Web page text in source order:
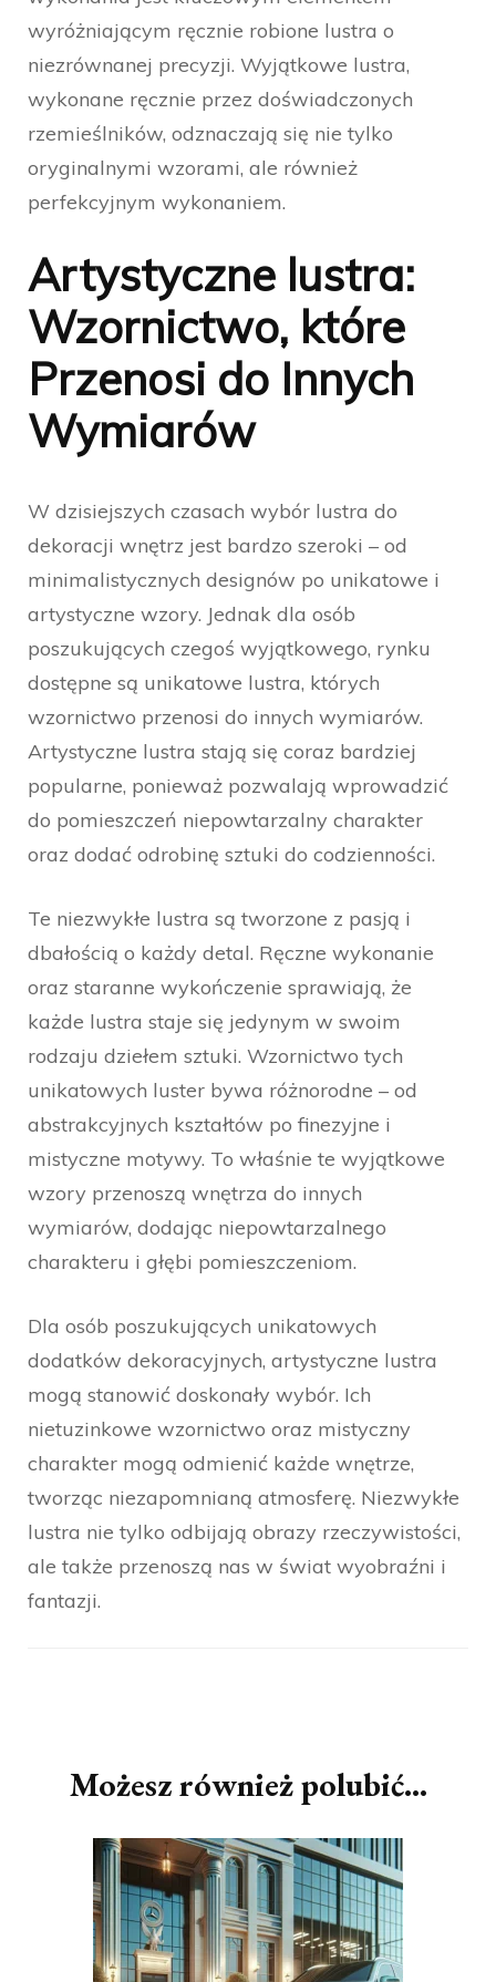
wyróżniającym ręcznie robione lustra o
niezrównanej precyzji. Wyjątkowe lustra,
wykonane ręcznie przez doświadczonych
rzemieślników, odznaczają się nie tylko
oryginalnymi wzorami, ale również
perfekcyjnym wykonaniem.
Artystyczne lustra:
Wzornictwo, które
Przenosi do Innych
Wymiarów
W dzisiejszych czasach wybór lustra do
dekoracji wnętrz jest bardzo szeroki – od
minimalistycznych designów po unikatowe i
artystyczne wzory. Jednak dla osób
poszukujących czegoś wyjątkowego, rynku
dostępne są unikatowe lustra, których
wzornictwo przenosi do innych wymiarów.
Artystyczne lustra stają się coraz bardziej
popularne, ponieważ pozwalają wprowadzić
do pomieszczeń niepowtarzalny charakter
oraz dodać odrobinę sztuki do codzienności.
Te niezwykłe lustra są tworzone z pasją i
dbałością o każdy detal. Ręczne wykonanie
oraz staranne wykończenie sprawiają, że
każde lustra staje się jedynym w swoim
rodzaju dziełem sztuki. Wzornictwo tych
unikatowych luster bywa różnorodne – od
abstrakcyjnych kształtów po finezyjne i
mistyczne motywy. To właśnie te wyjątkowe
wzory przenoszą wnętrza do innych
wymiarów, dodając niepowtarzalnego
charakteru i głębi pomieszczeniom.
Dla osób poszukujących unikatowych
dodatków dekoracyjnych, artystyczne lustra
mogą stanowić doskonały wybór. Ich
nietuzinkowe wzornictwo oraz mistyczny
charakter mogą odmienić każde wnętrze,
tworząc niezapomnianą atmosferę. Niezwykłe
lustra nie tylko odbijają obrazy rzeczywistości,
ale także przenoszą nas w świat wyobraźni i
fantazji.
Możesz również polubić…